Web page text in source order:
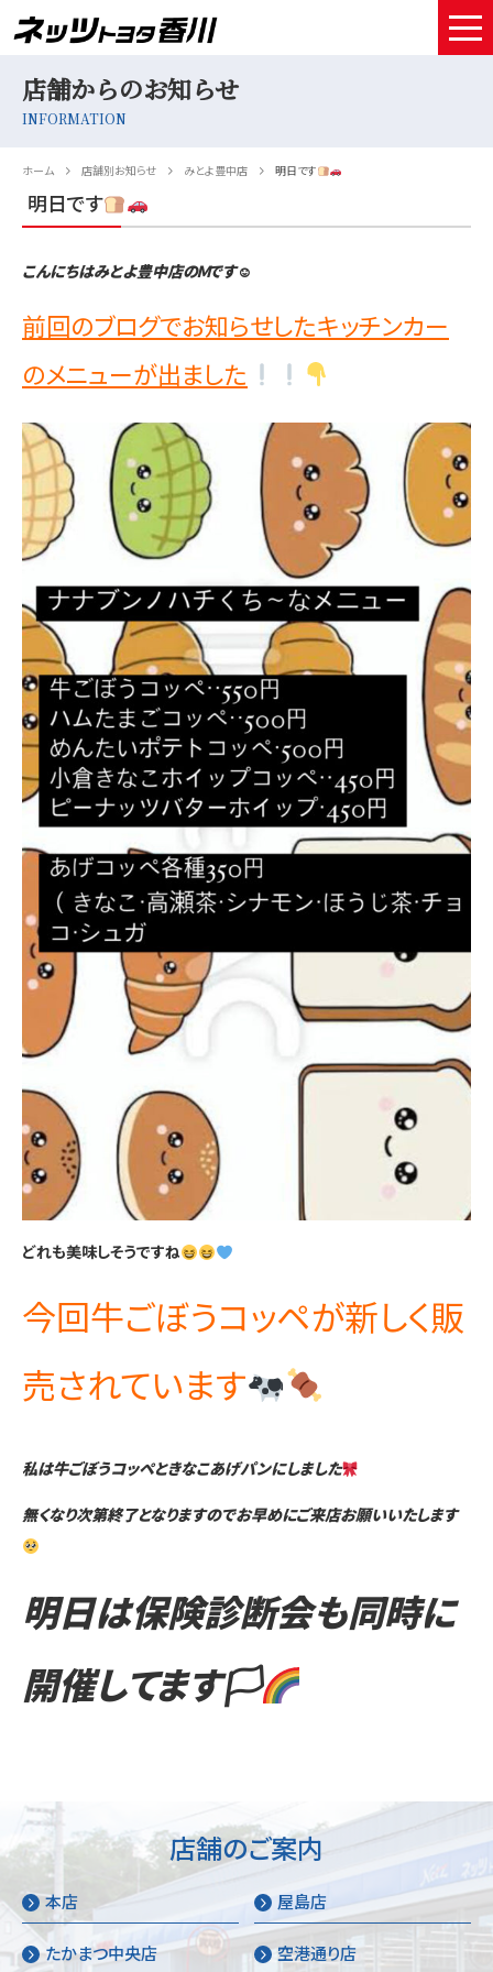
サービスメンテナンス
お得なお支払い
採用情報
お問い合わせ
店舗からのお知らせ
INFORMATION
ホーム 店舗別お知らせ みとよ豊中店 明日です
明日です
こんにちはみとよ豊中店のＭです☺
前回のブログでお知らせしたキッチンカー
のメニューが出ました
どれも美味しそうですね
今回牛ごぼうコッペが新しく販
売されています
私は牛ごぼうコッペときなこあげパンにしました
無くなり次第終了となりますのでお早めにご来店お願いいたします
明日は保険診断会も同時に
開催してます🏳‍
店舗のご案内
本店 屋島店
たかまつ中央店 空港通り店